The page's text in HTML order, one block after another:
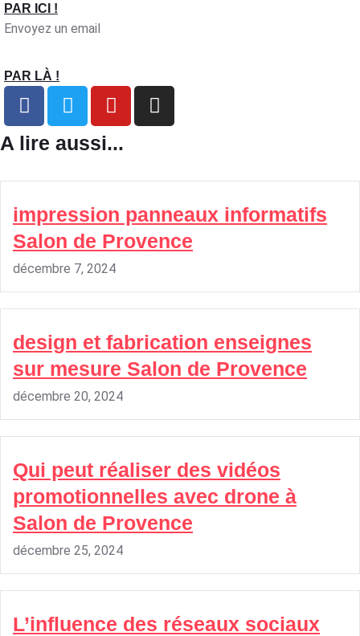
PAR ICI !
Envoyez un email
PAR LÀ !
A lire aussi...
impression panneaux informatifs
Salon de Provence
décembre 7, 2024
design et fabrication enseignes
sur mesure Salon de Provence
décembre 20, 2024
Qui peut réaliser des vidéos
promotionnelles avec drone à
Salon de Provence
décembre 25, 2024
L’influence des réseaux sociaux